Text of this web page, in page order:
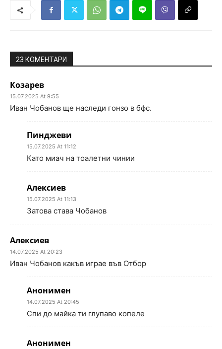
23 КОМЕНТАРИ
Козарев
15.07.2025 At 9:55
Иван Чобанов ще наследи гонзо в бфс.
Пинджеви
15.07.2025 At 11:12
Като миач на тоалетни чинии
Алексиев
15.07.2025 At 11:13
Затова става Чобанов
Алексиев
14.07.2025 At 20:23
Иван Чобанов какъв играе във Отбор
Анонимен
14.07.2025 At 20:45
Спи до майка ти глупаво копеле
Анонимен